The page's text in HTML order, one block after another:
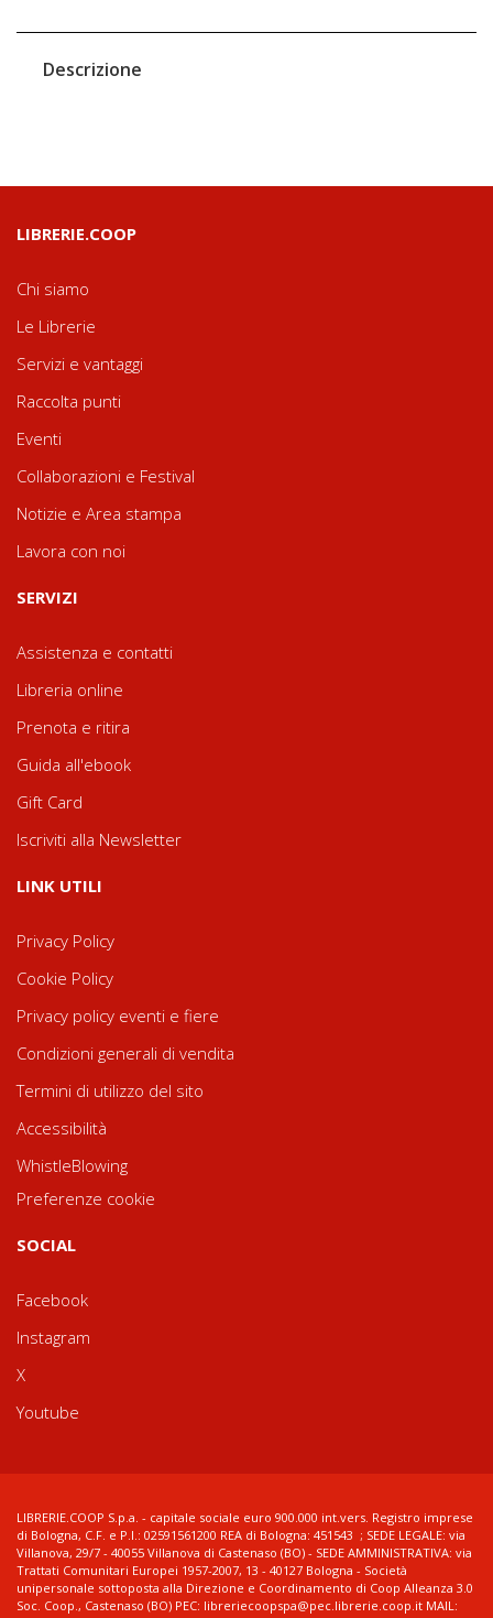
Descrizione
LIBRERIE.COOP
Chi siamo
Le Librerie
Servizi e vantaggi
Raccolta punti
Eventi
Collaborazioni e Festival
Notizie e Area stampa
Lavora con noi
SERVIZI
Assistenza e contatti
Libreria online
Prenota e ritira
Guida all'ebook
Gift Card
Iscriviti alla Newsletter
LINK UTILI
Privacy Policy
Cookie Policy
Privacy policy eventi e fiere
Condizioni generali di vendita
Termini di utilizzo del sito
Accessibilità
WhistleBlowing
Preferenze cookie
SOCIAL
Facebook
Instagram
X
Youtube
LIBRERIE.COOP S.p.a. - capitale sociale euro 900.000 int.vers. Registro imprese
di Bologna, C.F. e P.I.: 02591561200 REA di Bologna: 451543 ; SEDE LEGALE: via
Villanova, 29/7 - 40055 Villanova di Castenaso (BO) - SEDE AMMINISTRATIVA: via
Trattati Comunitari Europei 1957-2007, 13 - 40127 Bologna - Società
unipersonale sottoposta alla Direzione e Coordinamento di Coop Alleanza 3.0
Soc. Coop., Castenaso (BO) PEC: libreriecoopspa@pec.librerie.coop.it MAIL: